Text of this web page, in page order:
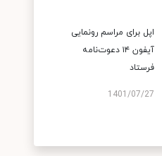
اپل برای مراسم رونمایی
آیفون ۱۴ دعوت‌نامه
فرستاد
1401/07/27